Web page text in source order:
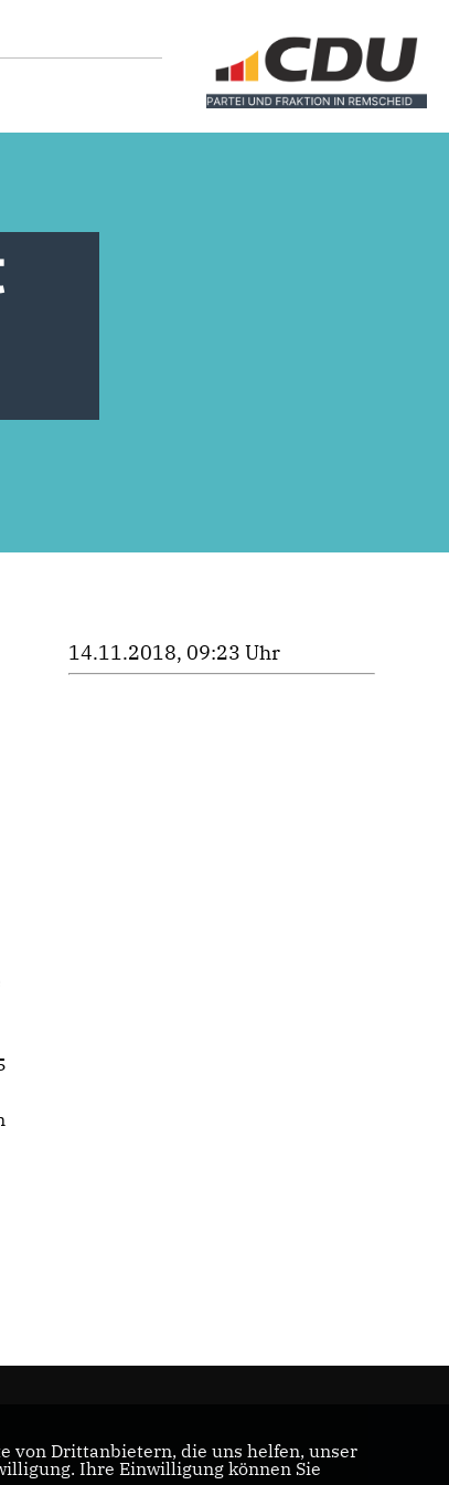
14.11.2018, 09:23 Uhr
von Drittanbietern, die uns helfen, unser
Ihre Einwilligung können Sie